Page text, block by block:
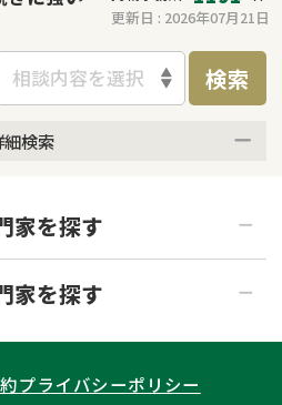
贈与税
相続人調査
不動産評価(相続不動
産)
不動産の相続
相続登記
調査・アンケート
更新日 : 2026年07月21日
相談内容を選択 検索
細検索
土日祝の相談可能
家を探す
青森県
家を探す
遺産分割
プライバシーポリシー